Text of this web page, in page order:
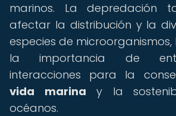
marinos. La depredación
afectar la distribución y la
especies de
la importancia de
interacciones para la
vida marina y la
océanos.